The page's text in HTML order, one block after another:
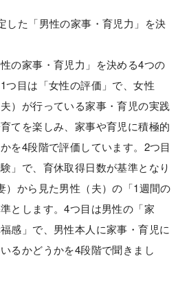
した「男性の家事・育児力」を決
の家事・育児力」を決める4つの
つ目は「女性の評価」で、女性
）が行っている家事・育児の実践
てを楽しみ、家事や育児に積極的
を4段階で評価しています。2つ目
」で、育休取得日数が基準となり
）から見た男性（夫）の「1週間の
とします。4つ目は男性の「家
感」で、男性本人に家事・育児に
るかどうかを4段階で聞きまし